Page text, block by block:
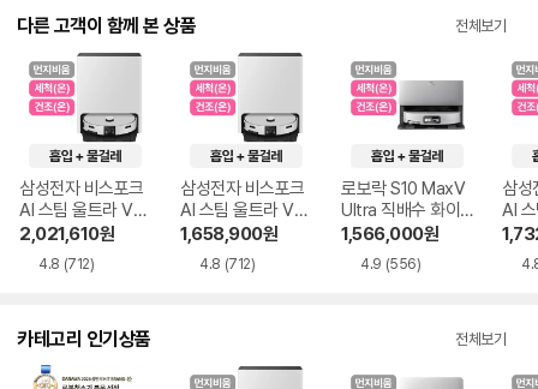
이었던 것 같아요. 리뷰 영상에서는 문턱도 잘 넘던데 왜 우리 집에서는 못
넘나 싶었는데, 알고 보니 앱에서 문턱 설정을 따로 해줘야 하는 기능이 있
더라고요. 설정 후에는 문제없이 잘 넘어다녔습니다.지금까지 사용해본 느
낌은 완전 편하다 입니다. 물 채우는 것도 신경 안 써도 되고, 문턱도 잘 넘
고, 청소 후 관리도 거의 자동이라 정말 집안 청소를 알아서 맡겨 놓은 느낌
이에요. 몇 달 만에 맨들맨들한 방바닥을 다시 밟아본 것 같습니다ㅋㅋ그리
고 삼성 제품이라 AS 부분에서도 확실히 안심이 되는 점도 장점인 것 같아
요.다만 앱은 조금 더 개선되면 좋겠습니다. 기능은 많은데 직관성이 약간
아쉽고, 일부 설정은 처음 사용하는 사람 입장에서는 찾기 어려운 부분도 있
었습니다. 그래도 전체적인 만족도는 상당히 높은 편입니다!
하나 통째로 사라진 느낌이라 만족감이 굉장합니다. 단순히 청소 편해진 수
준이 아니라 생활 자체가 달라집니다. 살면서 200만 원 안쪽으로 구매한 제
품 중 만족감 제일 큰 것 같습니다. ※ 광고 및 협찬 아님. 철저히 내
돈으로 구입하고 작성한 리뷰입니다.
제품 추천드립니다.
다른 고객이 함께 본 상품 전체보기
삼성전자 비스포크
AI 스팀 울트라 VR
90F01AAG 단품
+소모품5개
2,021,610원
4.8 (712)
삼성전자 비스포크
AI 스팀 울트라 VR
90F01AAG 단품
1,658,900원
4.8 (712)
로보락 S10 MaxV
Ultra 직배수 화이
트
1,566,000원
4.9 (556)
삼성
AI
수
단품
카테고리 인기상품 전체보기